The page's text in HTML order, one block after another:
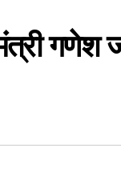
गणेश